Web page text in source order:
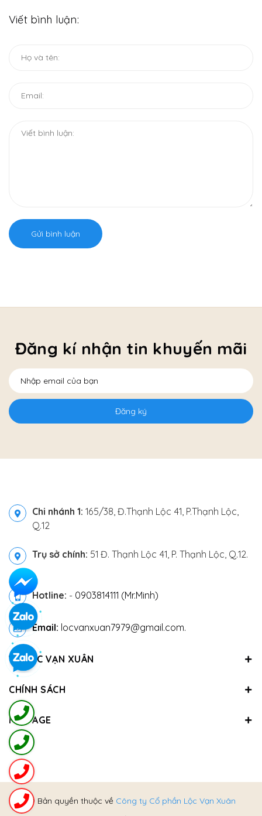
Viết bình luận:
Gửi bình luận
Đăng kí nhận tin khuyến mãi
Đăng ký
Chi nhánh 1: 165/38, Đ.Thạnh Lộc 41, P.Thạnh Lộc,
Q.12
Trụ sở chính: 51 Đ. Thạnh Lộc 41, P. Thạnh Lộc, Q.12.
Hotline: - 0903814111 (Mr.Minh)
Email: locvanxuan7979@gmail.com.
VỀ LỘC VẠN XUÂN
CHÍNH SÁCH
FANPAGE
@ Bản quyền thuộc về Công ty Cổ phần Lộc Vạn Xuân